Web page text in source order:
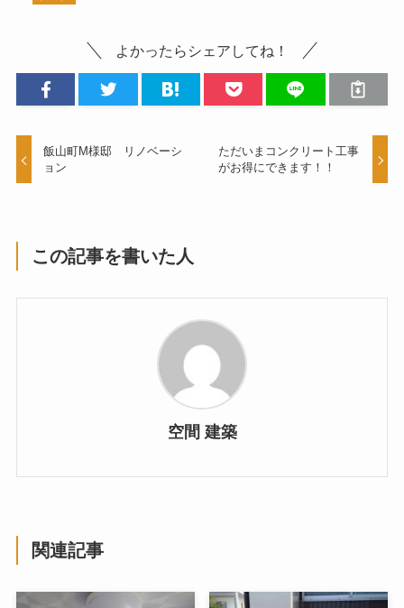
よかったらシェアしてね！
飯山町M様邸 リノベーシ
ョン
ただいまコンクリート工事
がお得にできます！！
この記事を書いた人
空間 建築
関連記事